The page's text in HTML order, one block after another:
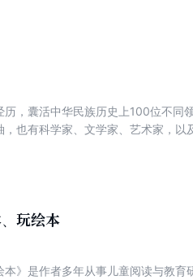
，囊活中华民族历史上100位不同
也有科学家、文学家、艺术家，
受地理解世果，获得启发和鼓励，
玩绘本
本》是作者多年从事儿童阅读与教